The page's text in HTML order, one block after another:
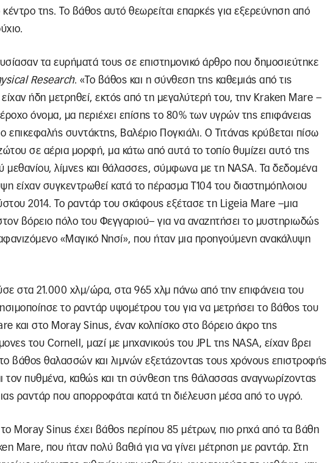
της. Το βάθος αυτό θεωρείται επαρκές για εξερεύνηση από
τα ευρήματά τους σε επιστημονικό άρθρο που δημοσιεύτηκε
Research. «Το βάθος και η σύνθεση της καθεμιάς από τις
ήδη μετρηθεί, εκτός από τη μεγαλύτερή του, την Kraken Mare –
όνομα, μα περιέχει επίσης το 80% των υγρών της επιφάνειας
επικεφαλής συντάκτης, Βαλέριο Πογκιάλι. Ο Τιτάνας κρύβεται πίσω
σε αέρια μορφή, μα κάτω από αυτά το τοπίο θυμίζει αυτό της
μεθανίου, λίμνες και θάλασσες, σύμφωνα με τη NASA. Τα δεδομένα
είχαν συγκεντρωθεί κατά το πέρασμα T104 του διαστημόπλοιου
2014. Το ραντάρ του σκάφους εξέτασε τη Ligeia Mare –μια
βόρειο πόλο του Φεγγαριού– για να αναζητήσει το μυστηριωδώς
«Μαγικό Νησί», που ήταν μια προηγούμενη ανακάλυψη
στα 21.000 χλμ/ώρα, στα 965 χλμ πάνω από την επιφάνεια του
το ραντάρ υψομέτρου του για να μετρήσει το βάθος του
και στο Moray Sinus, έναν κολπίσκο στο βόρειο άκρο της
του Cornell, μαζί με μηχανικούς του JPL της NASA, είχαν βρει
βάθος θαλασσών και λιμνών εξετάζοντας τους χρόνους επιστροφής
τον πυθμένα, καθώς και τη σύνθεση της θάλασσας αναγνωρίζοντας
ραντάρ που απορροφάται κατά τη διέλευση μέσα από το υγρό.
Moray Sinus έχει βάθος περίπου 85 μέτρων, πιο ρηχά από τα βάθη
Mare, που ήταν πολύ βαθιά για να γίνει μέτρηση με ραντάρ. Στη